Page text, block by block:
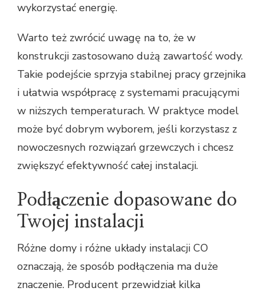
wykorzystać energię.
Warto też zwrócić uwagę na to, że w
konstrukcji zastosowano dużą zawartość wody.
Takie podejście sprzyja stabilnej pracy grzejnika
i ułatwia współpracę z systemami pracującymi
w niższych temperaturach. W praktyce model
może być dobrym wyborem, jeśli korzystasz z
nowoczesnych rozwiązań grzewczych i chcesz
zwiększyć efektywność całej instalacji.
Podłączenie dopasowane do
Twojej instalacji
Różne domy i różne układy instalacji CO
oznaczają, że sposób podłączenia ma duże
znaczenie. Producent przewidział kilka